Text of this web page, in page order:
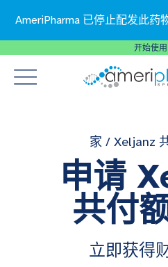
AmeriPharma 已停止配发此药
开始使
家 / Xeljanz
申请
共付
立即获得